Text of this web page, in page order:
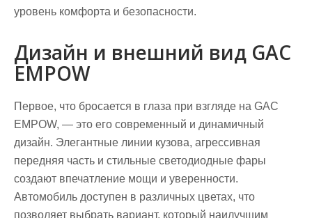
уровень комфорта и безопасности.
Дизайн и внешний вид GAC
EMPOW
Первое, что бросается в глаза при взгляде на GAC
EMPOW, — это его современный и динамичный
дизайн. Элегантные линии кузова, агрессивная
передняя часть и стильные светодиодные фары
создают впечатление мощи и уверенности.
Автомобиль доступен в различных цветах, что
позволяет выбрать вариант, который наилучшим